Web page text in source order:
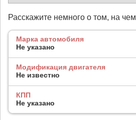
Расскажите немного о том, на
Марка автомобиля
Не указано
Модификация двигателя
Не известно
КПП
Не указано